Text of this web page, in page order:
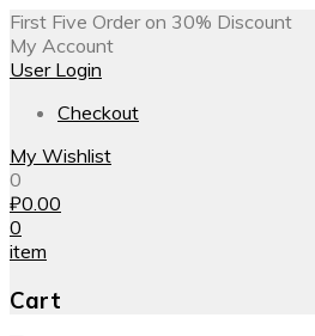
First Five Order on 30% Discount
My Account
User Login
Checkout
My Wishlist
0
₽0.00
0
item
Cart